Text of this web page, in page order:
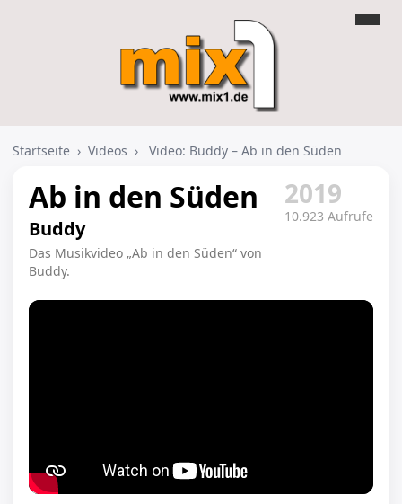
Startseite › Videos › Video: Buddy – Ab in den Süden
Ab in den Süden
Buddy
Das Musikvideo „Ab in den Süden“ von
Buddy.
2019
10.923 Aufrufe